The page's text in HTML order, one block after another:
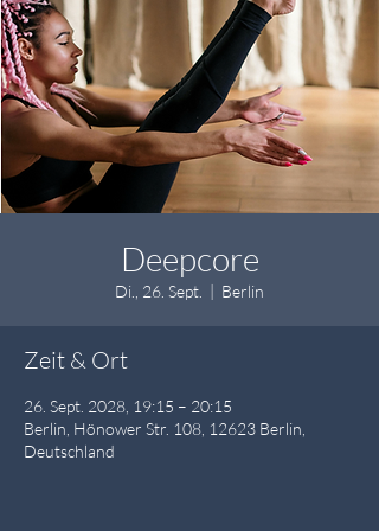
Deepcore
Di., 26. Sept.
  |
Berlin
Zeit & Ort
26. Sept. 2028, 19:15 – 20:15
Berlin, Hönower Str. 108, 12623 Berlin,
Deutschland